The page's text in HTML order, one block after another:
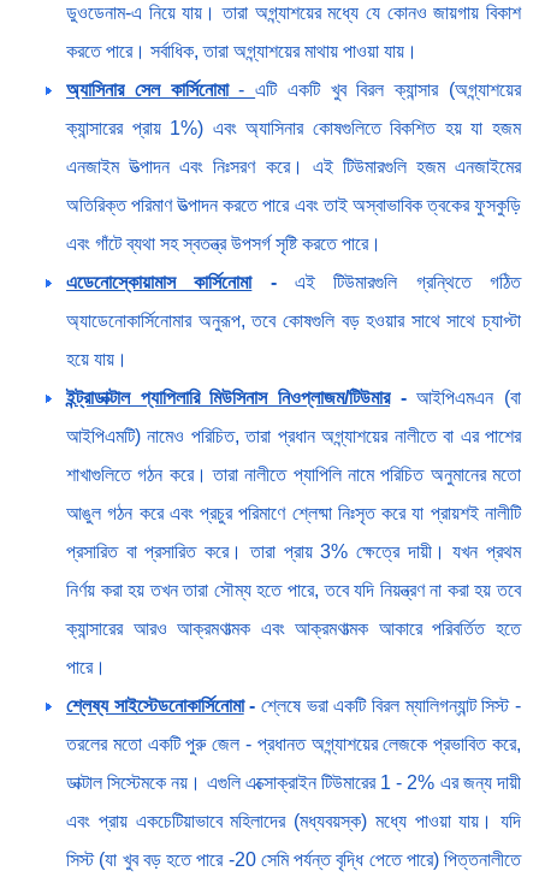
ডুওডেনাম-এ নিয়ে যায়। তারা অগ্ন্যাশয়ের মধ্যে যে কোনও জায়গায় বিকাশ
করতে পারে। সর্বাধিক, তারা অগ্ন্যাশয়ের মাথায় পাওয়া যায়।
অ্যাসিনার সেল কার্সিনোমা-এটি একটি খুব বিরল ক্যান্সার (অগ্ন্যাশয়ের
ক্যান্সারের প্রায় 1%) এবং অ্যাসিনার কোষগুলিতে বিকশিত হয় যা হজম
এনজাইম উত্পাদন এবং নিঃসরণ করে। এই টিউমারগুলি হজম এনজাইমের
অতিরিক্ত পরিমাণ উত্পাদন করতে পারে এবং তাই অস্বাভাবিক ত্বকের ফুসকুড়ি
এবং গাঁটে ব্যথা সহ স্বতন্ত্র উপসর্গ সৃষ্টি করতে পারে।
এডেনোস্কোয়ামাস কার্সিনোমা-এই টিউমারগুলি গ্রন্থিতে গঠিত
অ্যাডেনোকার্সিনোমার অনুরূপ, তবে কোষগুলি বড় হওয়ার সাথে সাথে চ্যাপ্টা
হয়ে যায়।
ইন্ট্রাডাক্টাল প্যাপিলারি মিউসিনাস নিওপ্লাজম/টিউমার-আইপিএমএন (বা
আইপিএমটি) নামেও পরিচিত, তারা প্রধান অগ্ন্যাশয়ের নালীতে বা এর পাশের
শাখাগুলিতে গঠন করে। তারা নালীতে প্যাপিলি নামে পরিচিত অনুমানের মতো
আঙুল গঠন করে এবং প্রচুর পরিমাণে শ্লেষ্মা নিঃসৃত করে যা প্রায়শই নালীটি
প্রসারিত বা প্রসারিত করে। তারা প্রায় 3% ক্ষেত্রে দায়ী। যখন প্রথম
নির্ণয় করা হয় তখন তারা সৌম্য হতে পারে, তবে যদি নিয়ন্ত্রণ না করা হয় তবে
ক্যান্সারের আরও আক্রমণাত্মক এবং আক্রমণাত্মক আকারে পরিবর্তিত হতে
পারে।
শ্লেষ্য সাইস্টেডনোকার্সিনোমা-শ্লেষে ভরা একটি বিরল ম্যালিগন্যান্ট সিস্ট -
তরলের মতো একটি পুরু জেল - প্রধানত অগ্ন্যাশয়ের লেজকে প্রভাবিত করে,
ডাক্টাল সিস্টেমকে নয়। এগুলি এক্সোক্রাইন টিউমারের 1 - 2% এর জন্য দায়ী
এবং প্রায় একচেটিয়াভাবে মহিলাদের (মধ্যবয়স্ক) মধ্যে পাওয়া যায়। যদি
সিস্ট (যা খুব বড় হতে পারে -20 সেমি পর্যন্ত বৃদ্ধি পেতে পারে) পিত্তনালীতে